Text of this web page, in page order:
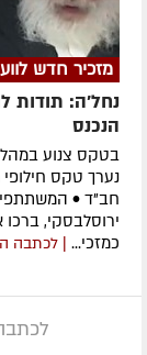
מזכיר חדש
נחל'ה: תודות
הנכנס
בטקס צנוע
נערך טקס
חב"ד •
ירוסלבסקי,
כמזכי...
| לכתבה